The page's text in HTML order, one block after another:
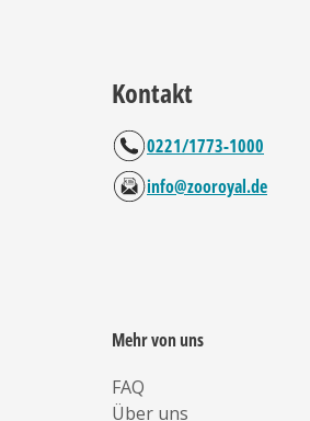
Kontakt
0221/1773-1000
info@zooroyal.de
Mehr von uns
FAQ
Über uns